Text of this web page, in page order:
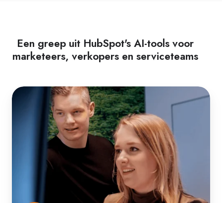
Een greep uit HubSpot's AI-tools voor
marketeers, verkopers en serviceteams